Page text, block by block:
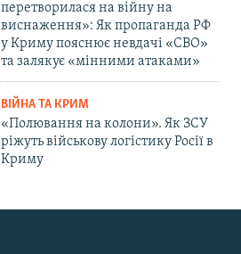
перетворилася на війну на
виснаження»: Як пропаганда РФ
у Криму пояснює невдачі «СВО»
та залякує «мінними атаками»
ВІЙНА ТА КРИМ
«Полювання на колони». Як ЗСУ
ріжуть військову логістику Росії в
Криму